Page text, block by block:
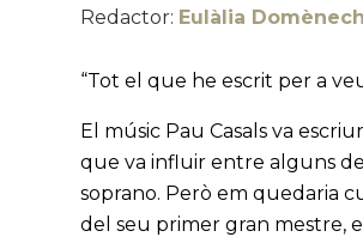
Redactor: Eulàlia Domènech
“Tot el que he escrit per a
El músic Pau Casals va
que va influir entre alguns
soprano. Però em quedaria
del seu primer gran mestre,